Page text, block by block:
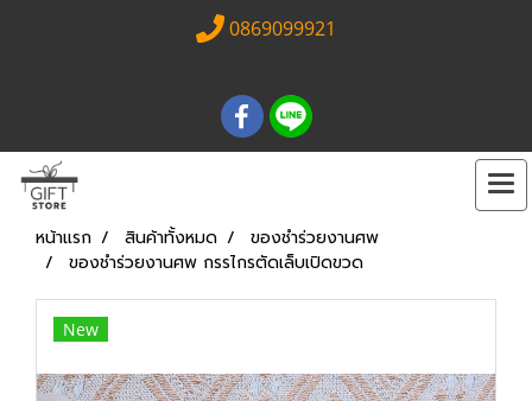
0869099921
หน้าแรก สินค้าทั้งหมด
ของชำร่วยงานศพ
ของชำร่วยงานศพ กรรไกรตัดเล็บเปิดขวด
New